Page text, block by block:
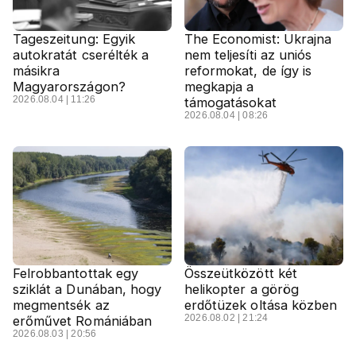
Tageszeitung: Egyik
autokratát cserélték a
másikra
Magyarországon?
2026.08.04 | 11:26
The Economist: Ukrajna
nem teljesíti az uniós
reformokat, de így is
megkapja a
támogatásokat
2026.08.04 | 08:26
Felrobbantottak egy
sziklát a Dunában, hogy
megmentsék az
erőművet Romániában
2026.08.03 | 20:56
Összeütközött két
helikopter a görög
erdőtüzek oltása közben
2026.08.02 | 21:24